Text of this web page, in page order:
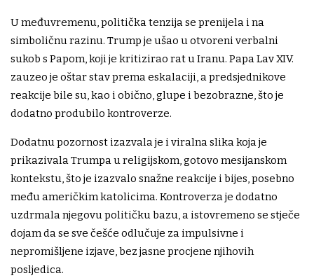
U međuvremenu, politička tenzija se prenijela i na
simboličnu razinu. Trump je ušao u otvoreni verbalni
sukob s Papom, koji je kritizirao rat u Iranu. Papa Lav XIV.
zauzeo je oštar stav prema eskalaciji, a predsjednikove
reakcije bile su, kao i obično, glupe i bezobrazne, što je
dodatno produbilo kontroverze.
Dodatnu pozornost izazvala je i viralna slika koja je
prikazivala Trumpa u religijskom, gotovo mesijanskom
kontekstu, što je izazvalo snažne reakcije i bijes, posebno
među američkim katolicima. Kontroverza je dodatno
uzdrmala njegovu političku bazu, a istovremeno se stječe
dojam da se sve češće odlučuje za impulsivne i
nepromišljene izjave, bez jasne procjene njihovih
posljedica.